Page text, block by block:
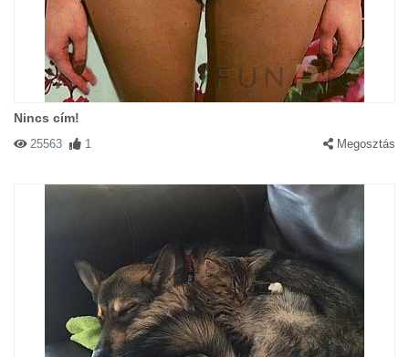
Nincs cím!
25563 1 Megosztás